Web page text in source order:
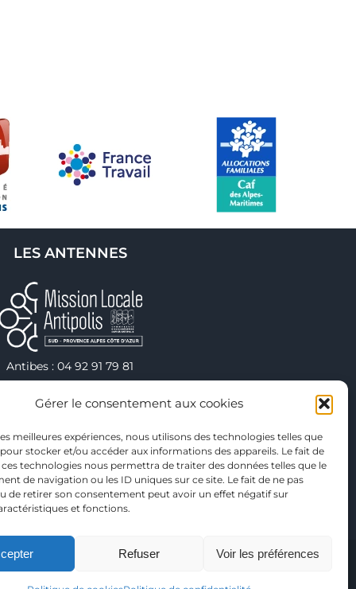
Gérer le consentement aux cookies
meilleures expériences, nous utilisons des technologies telles que
stocker et/ou accéder aux informations des appareils. Le fait de
technologies nous permettra de traiter des données telles que le
de navigation ou les ID uniques sur ce site. Le fait de ne pas
de retirer son consentement peut avoir un effet négatif sur
et fonctions.
Refuser Voir les préférences
LES ANTENNES
Antibes : 04 92 91 79 81
Valbonne : 04 92 91 79 75
Loubet : 04 92 91 79 78
Contact
FAQ